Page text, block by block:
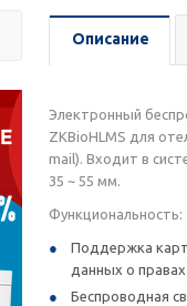
Описание
Электронный
ZKBioHLMS для
mail). Входит в
35 ~ 55 мм.
Функциональность:
Поддержка карт
данных о
Беспроводная